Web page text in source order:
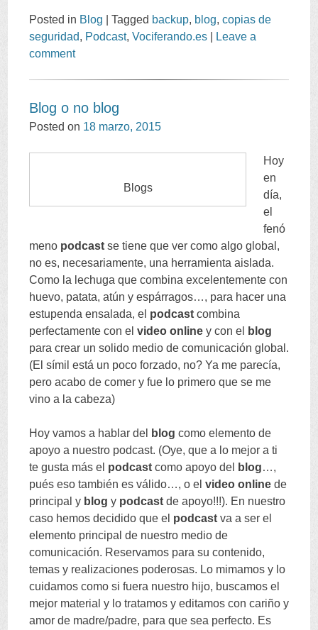
Posted in Blog |Tagged backup, blog,copias de
seguridad, Podcast,Vociferando.es
Leave a
comment
Blog o no blog
Posted on 18 marzo, 2015
Blogs
Hoy
en
día,
el
fenó
meno podcast se tiene que ver como algo global,
no es, necesariamente, una herramienta aislada.
Como la lechuga que combina excelentemente con
huevo, patata, atún y espárragos…, para hacer una
estupenda ensalada, el podcast combina
perfectamente con elvideo online y con el
blog
para crear un solido medio de comunicación global.
(El símil está un poco forzado, no? Ya me parecía,
pero acabo de comer y fue lo primero que se me
vino a la cabeza)
Hoy vamos a hablar del blog como elemento de
apoyo a nuestro podcast. (Oye, que a lo mejor a ti
te gusta más el podcast como apoyo del blog…,
pués eso también es válido…, o elvideo online de
principal y blog y podcast de apoyo!!!). En nuestro
caso hemos decidido que el podcast va a ser el
elemento principal de nuestro medio de
comunicación. Reservamos para su contenido,
temas y realizaciones poderosas. Lo mimamos y lo
cuidamos como si fuera nuestro hijo, buscamos el
mejor material y lo tratamos y editamos con cariño y
amor de madre/padre, para que sea perfecto. Es